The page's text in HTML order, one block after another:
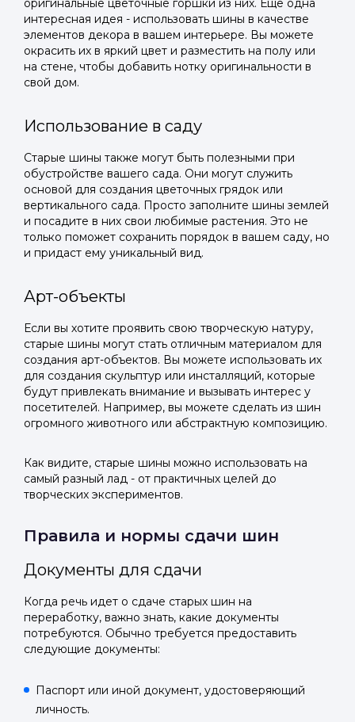
оригинальные цветочные горшки из них. Еще одна
интересная идея - использовать шины в качестве
элементов декора в вашем интерьере. Вы можете
окрасить их в яркий цвет и разместить на полу или
на стене, чтобы добавить нотку оригинальности в
свой дом.
Использование в саду
Старые шины также могут быть полезными при
обустройстве вашего сада. Они могут служить
основой для создания цветочных грядок или
вертикального сада. Просто заполните шины землей
и посадите в них свои любимые растения. Это не
только поможет сохранить порядок в вашем саду, но
и придаст ему уникальный вид.
Арт-объекты
Если вы хотите проявить свою творческую натуру,
старые шины могут стать отличным материалом для
создания арт-объектов. Вы можете использовать их
для создания скульптур или инсталляций, которые
будут привлекать внимание и вызывать интерес у
посетителей. Например, вы можете сделать из шин
огромного животного или абстрактную композицию.
Как видите, старые шины можно использовать на
самый разный лад - от практичных целей до
творческих экспериментов.
Правила и нормы сдачи шин
Документы для сдачи
Когда речь идет о сдаче старых шин на
переработку, важно знать, какие документы
потребуются. Обычно требуется предоставить
следующие документы:
Паспорт или иной документ, удостоверяющий
личность.